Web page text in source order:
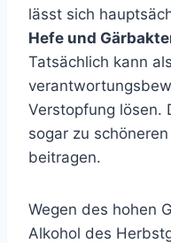
lässt sich
Hefe und
Tatsächlich kann
Verstopfung lösen.
sogar zu
beitragen.
Wegen des hohen
Alkohol des